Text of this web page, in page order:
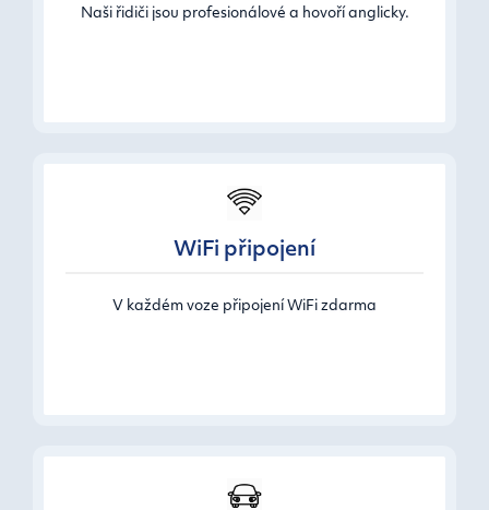
Naši řidiči jsou profesionálové a hovoří anglicky.
WiFi připojení
V každém voze připojení WiFi zdarma